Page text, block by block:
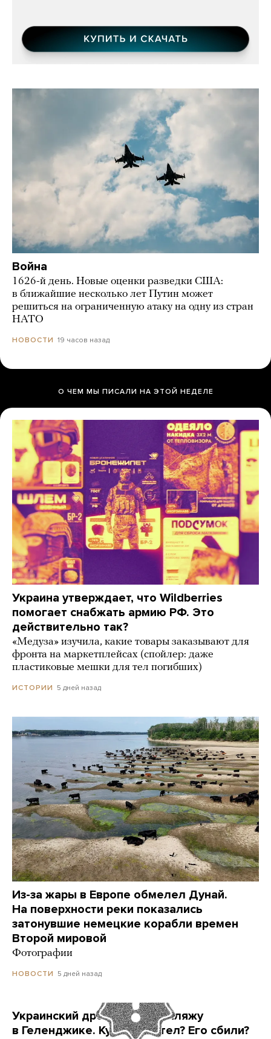
Война
1626-й день. Новые оценки разведки США:
в ближайшие несколько лет Путин может
решиться на ограниченную атаку на одну из стран
НАТО
НОВОСТИ 19 часов назад
О ЧЕМ МЫ ПИСАЛИ НА ЭТОЙ НЕДЕЛЕ
Украина утверждает, что Wildberries
помогает снабжать армию РФ. Это
действительно так?
«Медуза» изучила, какие товары заказывают для
фронта на маркетплейсах (спойлер: даже
пластиковые мешки для тел погибших)
ИСТОРИИ 5 дней назад
Из-за жары в Европе обмелел Дунай.
На поверхности реки показались
затонувшие немецкие корабли времен
Второй мировой
Фотографии
НОВОСТИ 5 дней назад
Украинский дрон попал по пляжу
в Геленджике. Куда он летел? Его сбили?